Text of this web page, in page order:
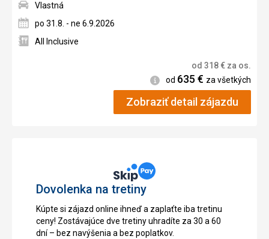
Vlastná
po 31.8. - ne 6.9.2026
All Inclusive
od 318€ za os.
Informácie
od 635€ za všetkých
Zobraziť detail zájazdu
Dovolenka na tretiny
Kúpte si zájazd online ihneď a zaplaťte iba tretinu
ceny! Zostávajúce dve tretiny uhradíte za 30 a 60
dní – bez navýšenia a bez poplatkov.